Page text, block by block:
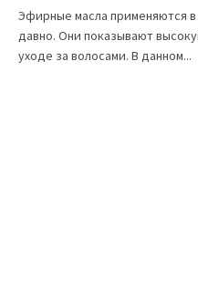
Эфирные масла применяются
давно. Они показывают
уходе за волосами. В данном...